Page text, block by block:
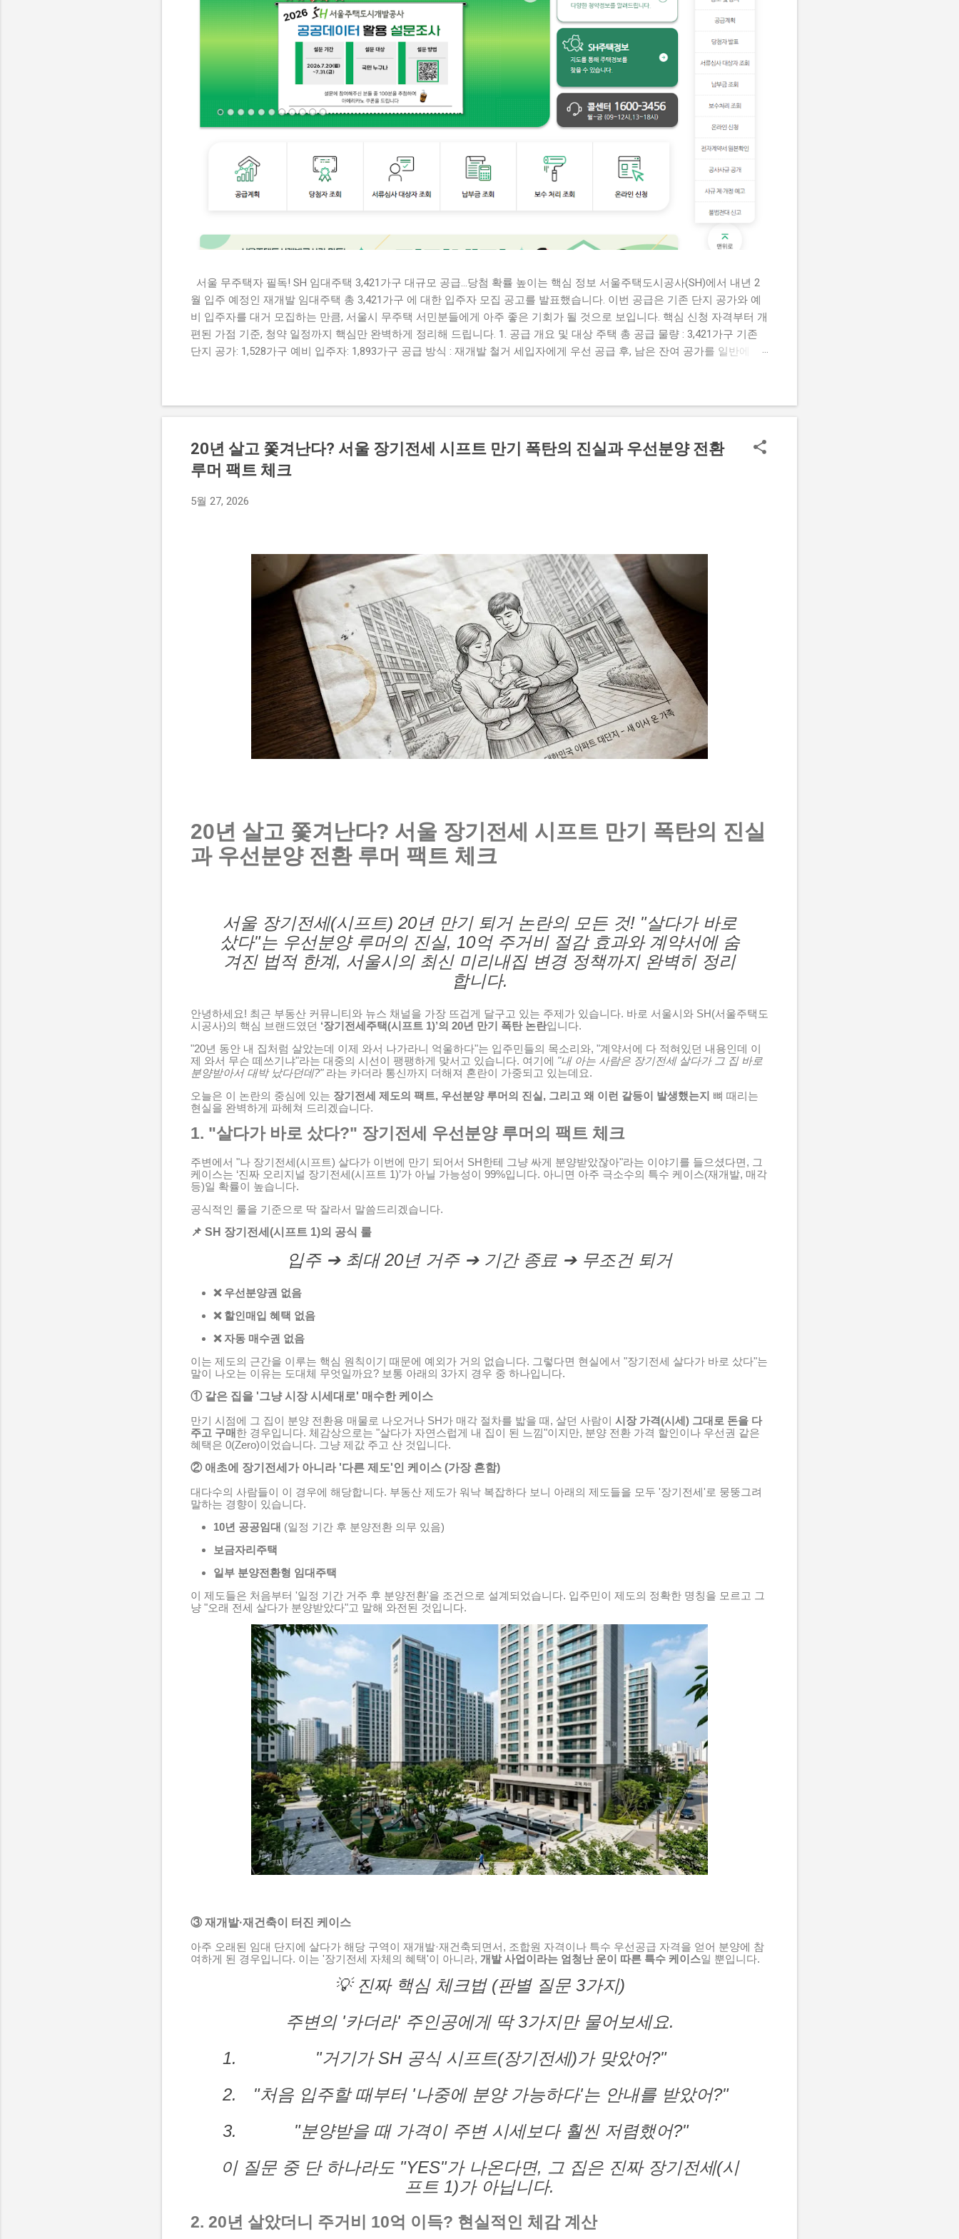
서울 무주택자 필독! SH 임대주택 3,421가구 대규모 공급…당첨 확률 높이는 핵심 정보 서울주택도시공사(SH)에서 내년 2
월 입주 예정인 재개발 임대주택 총 3,421가구 에 대한 입주자 모집 공고를 발표했습니다. 이번 공급은 기존 단지 공가와 예
비 입주자를 대거 모집하는 만큼, 서울시 무주택 서민분들에게 아주 좋은 기회가 될 것으로 보입니다. 핵심 신청 자격부터 개
편된 가점 기준, 청약 일정까지 핵심만 완벽하게 정리해 드립니다. 1. 공급 개요 및 대상 주택 총 공급 물량 : 3,421가구 기존
단지 공가: 1,528가구 예비 입주자: 1,893가구 공급 방식 : 재개발 철거 세입자에게 우선 공급 후, 남은 잔여 공가를 일반에 공
건 소득 기준 가구당 도시근로자 월평균 소득 70% 이하 • 1순위: 50% 이하 • 2순위: 70% 이하 총자산 기준 세대 합산 총자산 3
억 4,500만 원 이하 자동차 가액 세대 보유 자동차 가액 4,542만 원 이하 3. 꼭 알아두어야 할 주요 변경 사항 이번 모집부터
입주자 선정 기준과 서류 제출 절차가 대폭 합리화되었습니다. 가점 항목 단순화 (선정 기준 개편) 기존 가점 항목 중 '신청자
나이' 및 '세대원 수' 삭제 '청약저축 납입 횟수'와 '서울시 거주 기간' 2가지 항목만 반영 온라인 서류 제출 도입 서류 심사 대
상자는 편리하게 온라인으로 제출 가능 인터넷 사용이 어려운 분들은 종전처럼 등기우편 제출 가능 4. 청약 신청 및 발표 일
드시 신청하시기 바랍니다. 선순위 접수...
20년 살고 쫓겨난다? 서울 장기전세 시프트 만기 폭탄의 진실과 우선분양 전환
루머 팩트 체크
5월 27, 2026
20년 살고 쫓겨난다? 서울 장기전세 시프트 만기 폭탄의 진실
과 우선분양 전환 루머 팩트 체크
서울 장기전세(시프트) 20년 만기 퇴거 논란의 모든 것! "살다가 바로
샀다"는 우선분양 루머의 진실, 10억 주거비 절감 효과와 계약서에 숨
겨진 법적 한계, 서울시의 최신 미리내집 변경 정책까지 완벽히 정리
합니다.
안녕하세요! 최근 부동산 커뮤니티와 뉴스 채널을 가장 뜨겁게 달구고 있는 주제가 있습니다. 바로 서울시와 SH(서울주택도
시공사)의 핵심 브랜드였던 ‘장기전세주택(시프트 1)’의 20년 만기 폭탄 논란입니다.
"20년 동안 내 집처럼 살았는데 이제 와서 나가라니 억울하다"는 입주민들의 목소리와, "계약서에 다 적혀있던 내용인데 이
제 와서 무슨 떼쓰기냐"라는 대중의 시선이 팽팽하게 맞서고 있습니다. 여기에 "내 아는 사람은 장기전세 살다가 그 집 바로
분양받아서 대박 났다던데?"라는 카더라 통신까지 더해져 혼란이 가중되고 있는데요.
오늘은 이 논란의 중심에 있는 장기전세 제도의 팩트, 우선분양 루머의 진실, 그리고 왜 이런 갈등이 발생했는지 뼈 때리는
현실을 완벽하게 파헤쳐 드리겠습니다.
1. "살다가 바로 샀다?" 장기전세 우선분양 루머의 팩트 체크
주변에서 "나 장기전세(시프트) 살다가 이번에 만기 되어서 SH한테 그냥 싸게 분양받았잖아"라는 이야기를 들으셨다면, 그
케이스는 ‘진짜 오리지널 장기전세(시프트 1)’가 아닐 가능성이 99%입니다. 아니면 아주 극소수의 특수 케이스(재개발, 매각
등)일 확률이 높습니다.
공식적인 룰을 기준으로 딱 잘라서 말씀드리겠습니다.
📌 SH 장기전세(시프트 1)의 공식 룰
입주 ➔ 최대 20년 거주 ➔ 기간 종료 ➔ 무조건 퇴거
❌ 우선분양권 없음
❌ 할인매입 혜택 없음
❌ 자동 매수권 없음
이는 제도의 근간을 이루는 핵심 원칙이기 때문에 예외가 거의 없습니다. 그렇다면 현실에서 "장기전세 살다가 바로 샀다"는
말이 나오는 이유는 도대체 무엇일까요? 보통 아래의 3가지 경우 중 하나입니다.
① 같은 집을 '그냥 시장 시세대로' 매수한 케이스
만기 시점에 그 집이 분양 전환용 매물로 나오거나 SH가 매각 절차를 밟을 때, 살던 사람이 시장 가격(시세) 그대로 돈을 다
주고 구매 한 경우입니다. 체감상으로는 "살다가 자연스럽게 내 집이 된 느낌"이지만, 분양 전환 가격 할인이나 우선권 같은
혜택은 0(Zero)이었습니다. 그냥 제값 주고 산 것입니다.
② 애초에 장기전세가 아니라 '다른 제도'인 케이스 (가장 흔함)
대다수의 사람들이 이 경우에 해당합니다. 부동산 제도가 워낙 복잡하다 보니 아래의 제도들을 모두 '장기전세'로 뭉뚱그려
말하는 경향이 있습니다.
10년 공공임대 (일정 기간 후 분양전환 의무 있음)
보금자리주택
일부 분양전환형 임대주택
이 제도들은 처음부터 '일정 기간 거주 후 분양전환'을 조건으로 설계되었습니다. 입주민이 제도의 정확한 명칭을 모르고 그
냥 "오래 전세 살다가 분양받았다"고 말해 와전된 것입니다.
③ 재개발·재건축이 터진 케이스
아주 오래된 임대 단지에 살다가 해당 구역이 재개발·재건축되면서, 조합원 자격이나 특수 우선공급 자격을 얻어 분양에 참
여하게 된 경우입니다. 이는 '장기전세 자체의 혜택'이 아니라, 개발 사업이라는 엄청난 운이 따른 특수 케이스일 뿐입니다.
💡 진짜 핵심 체크법 (판별 질문 3가지)
주변의 '카더라' 주인공에게 딱 3가지만 물어보세요.
"거기가 SH 공식 시프트(장기전세)가 맞았어?"
"처음 입주할 때부터 '나중에 분양 가능하다'는 안내를 받았어?"
"분양받을 때 가격이 주변 시세보다 훨씬 저렴했어?"
이 질문 중 단 하나라도 "YES"가 나온다면, 그 집은 진짜 장기전세(시
프트 1)가 아닙니다.
2. 20년 살았더니 주거비 10억 이득? 현실적인 체감 계산